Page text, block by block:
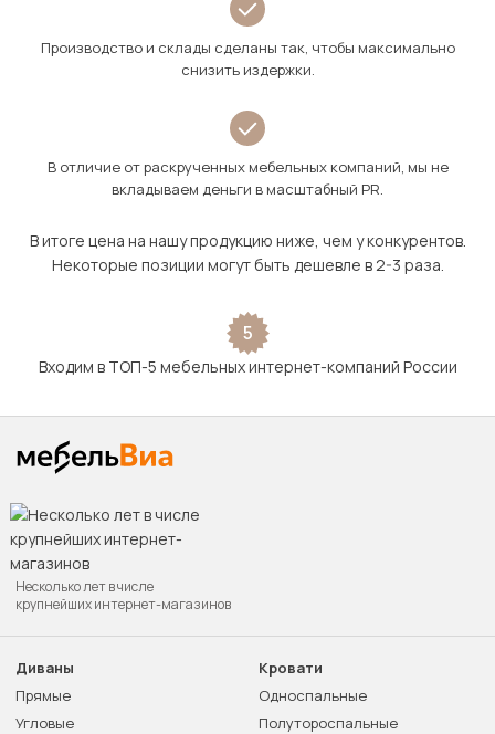
Производство и склады сделаны так, чтобы максимально
снизить издержки.
В отличие от раскрученных мебельных компаний, мы не
вкладываем деньги в масштабный PR.
В итоге цена на нашу продукцию ниже, чем у конкурентов.
Некоторые позиции могут быть дешевле в 2-3 раза.
5
Входим в ТОП-5 мебельных интернет-компаний России
Несколько лет в числе
крупнейших интернет-магазинов
Диваны
Прямые
Угловые
Кровати
Односпальные
Полутороспальные